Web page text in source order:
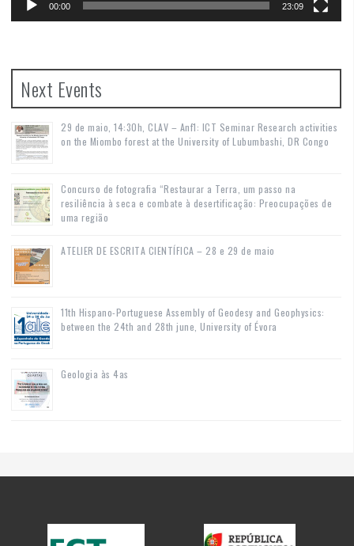
00:00 23:09
Next Events
29 de maio, 14:30h, CLAV – Anf1: ICT Seminar Research activities
on the Miombo forest at the University of Lubumbashi, DR Congo
Concurso de fotografia “Restaurar a Terra, um passo na
resiliência à seca e combate à desertificação: Preocupações de
uma região
ATELIER DE ESCRITA CIENTÍFICA – 28 e 29 de maio
11th Hispano-Portuguese Assembly of Geodesy and Geophysics:
between the 24th and 28th june, University of Évora
Geologia às 4as